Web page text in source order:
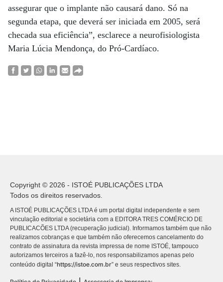
assegurar que o implante não causará dano. Só na
segunda etapa, que deverá ser iniciada em 2005, será
checada sua eficiência”, esclarece a neurofisiologista
Maria Lúcia Mendonça, do Pró-Cardíaco.
Copyright © 2026 - ISTOÉ PUBLICAÇÕES LTDA
Todos os direitos reservados.
A ISTOÉ PUBLICAÇÕES LTDA é um portal digital independente e sem
vinculação editorial e societária com a EDITORA TRES COMÉRCIO DE
PUBLICACÕES LTDA (recuperação judicial). Informamos também que não
realizamos cobranças e que também não oferecemos cancelamento do
contrato de assinatura da revista impressa de nome ISTOÉ, tampouco
autorizamos terceiros a fazê-lo, nos responsabilizamos apenas pelo
conteúdo digital “https://istoe.com.br” e seus respectivos sites.